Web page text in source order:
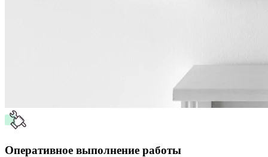
Оперативное выполнение работы